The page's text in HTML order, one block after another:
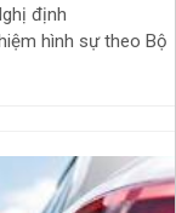
định
hình sự theo Bộ